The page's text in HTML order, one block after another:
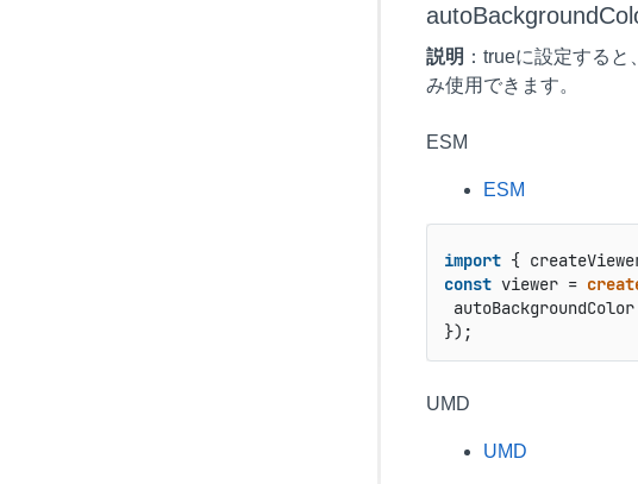
説明 ：trueに設定する
み使用できます。
ESM
ESM
import {
const viewer =
});
UMD
UMD